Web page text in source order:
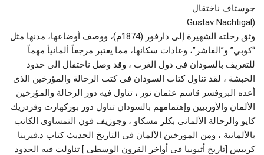
جوستاف ناختقال
(Gustav Nachtigal:
وثق رحلته الشهيرة إلى دارفور (1874م)، ووصف أوضاعها، مدنها مثل
“كوبي” و”الفاشر”، وعادات سكانها، مما يعتبر مرجعاً ألمانياً مهماً
للتعريف بالسودان فى دول الغرب ، وقد وصل ناختفال الى حدود
الحبشة ، لقد تناول كتاب السودان فى كتب الرحالة والمؤرخين الذى
أعده البروفسر قاسم عثمان نور ، تناول فيه دور الرحالة والمؤرخين
الألمان والأوربيين وإهتمامهم بالسودان تناول دور بوركهارت وفردريك
كايو والرحالة الألمانى بكلر مسكاو ، وجوزيف فون النمساوى الكاتب
بالألمانية ، ومن المؤرخين الألمان فى التاريخ الحديث كتاب د.فيرينا
كريبس [تاريخ أثيوبيا فى أواخر القرون الوسطى ] تناولت فيه الحدود